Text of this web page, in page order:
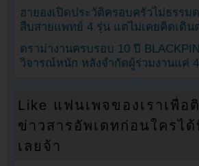
ฮายองเปิดประวัติครอบครัวไม่ธรรม
สืบสายแพทย์ 4 รุ่น แต่ไม่เคยคิดเดิน
ดราม่างานครบรอบ 10 ปี
วิจารณ์หนัก หลังจำกัดผู้ร่วมงานแค่
Like แฟนเพจของเราเพื่อ
ข่าวสารอัพเดทก่อนใครไ
เลยจ้า